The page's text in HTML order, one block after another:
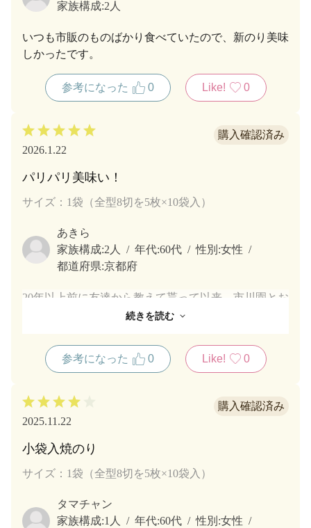
家族構成:2人
いつも市販のものばかり食べていたので、新のり美味
しかったです。
参考になった 0 Like! 0
2026.1.22
パリパリ美味い！
サイズ：1袋（全型8切を5枚×10袋入）
あきら
家族構成:2人 年代:60代 性別:女性
都道府県:京都府
20年以上前に友達から教えて貰って以来、市川園とお
のりもパリパリでしっかりとしたのりの香りがして、
とても美味しいです。
続きを読む
参考になった 0 Like! 0
2025.11.22
小袋入焼のり
サイズ：1袋（全型8切を5枚×10袋入）
タマチャン
家族構成:1人 年代:60代 性別:女性